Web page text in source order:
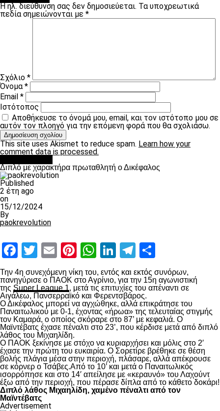
Η ηλ. διεύθυνση σας δεν δημοσιεύεται. Τα υποχρεωτικά
πεδία σημειώνονται με *
Σχόλιο *
Όνομα*
Email *
Ιστότοπος
Αποθήκευσε το όνομά μου, email, και τον ιστότοπο μου σε
αυτόν τον πλοηγό για την επόμενη φορά που θα σχολιάσω.
This site uses Akismet to reduce spam. Learn how your
comment data is processed.
Διπλό με χαρακτήρα πρωταθλητή ο Δικέφαλος
Published
2 έτη ago
on
15/12/2024
By
paokrevolution
Facebook
Twitter
EmailPinterest
WhatsApp
LinkedIn
Telegram
Την 4η συνεχόμενη νίκη του, εντός και εκτός συνόρων,
πανηγύρισε ο ΠΑΟΚ στο Αγρίνιο, για την 15η αγωνιστική
της Super League 1, μετά τις επιτυχίες του απέναντι σε
Αιγάλεω, Πανσερραϊκό και Φερεντσβάρος.
Ο Δικέφαλος μπορεί να αγχώθηκε, αλλά επικράτησε του
Παναιτωλικού με 0-1, έχοντας «ήρωα» της τελευταίας στιγμής
τον Καμαρά, ο οποίος σκόραρε στο 87’ με κεφαλιά. Ο
Μαϊντέβατς έχασε πέναλτι στο 23’, που κέρδισε μετά από διπλό
λάθος του Μιχαηλίδη.
Ο ΠΑΟΚ ξεκίνησε με στόχο να κυριαρχήσει και μόλις στο 2′
έχασε την πρώτη του ευκαιρία. Ο Σορετίρε βρέθηκε σε θέση
βολής πλάγια μέσα στην περιοχή, πλάσαρε, αλλά απέκρουσε
σε κόρνερ ο Τσάβες.Από το 10’ και μετά ο Παναιτωλικός
ισορρόπησε και στο 14′ απείλησε με «κεραυνό» του Λαχούντ
έξω από την περιοχή, που πέρασε δίπλα από το κάθετο δοκάρι!
Διπλό λάθος Μιχαηλίδη, χαμένο πέναλτι από τον
Μαϊντέβατς
Advertisement